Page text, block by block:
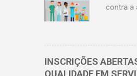
contra a
limpeza
INSCRIÇÕES
QUALIDADE EM